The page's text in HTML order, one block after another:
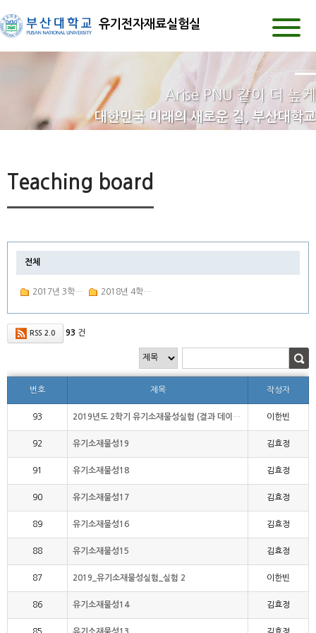
유기전자재료실험실
Arise PNU 같이 더 높게
대한민국 미래의 새로운 길, 부산대학교
Teaching board
전체
2017년 3학년 2학기 유기재료물성 2018년 4학년 1학기 유기전자재료
RSS 2.0 93 건
번호 제목 작성자
93 2019년도 2학기 유기소재물성실험 (결과 데이터) 이한빈
92 유기소재물성19 김효정
91 유기소재물성18 김효정
90 유기소재물성17 김효정
89 유기소재물성16 김효정
88 유기소재물성15 김효정
87 2019_유기소재물성실험_실험 2 이한빈
86 유기소재물성14 김효정